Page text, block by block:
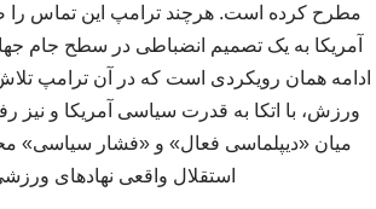
مطرح کرده است. هرچند ترامپ این تماس را
آمریکا به یک تصمیم انضباطی در سطح جام
ادامه همان رویکردی است که در آن ترامپ
ورزش، با اتکا به قدرت سیاسی آمریکا و نیز
میان «دیپلماسی فعال» و «فشار سیاسی»
استقلال واقعی نهادهای